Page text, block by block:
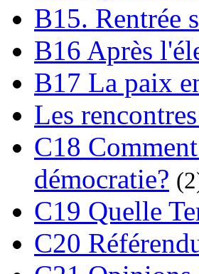
B15. Rentrée
B16 Après
B17 La paix
Les
C18
démocratie?
C19 Quelle
C20